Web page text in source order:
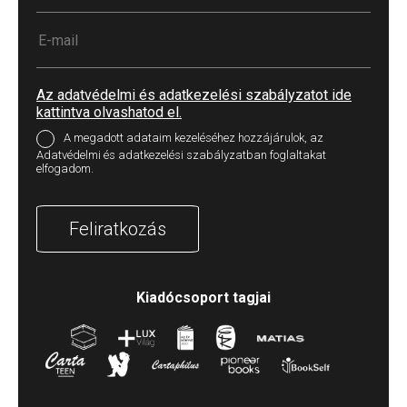
Az adatvédelmi és adatkezelési szabályzatot ide
kattintva olvashatod el.
A megadott adataim kezeléséhez hozzájárulok, az
Adatvédelmi és adatkezelési szabályzatban foglaltakat
elfogadom.
Feliratkozás
Kiadócsoport tagjai